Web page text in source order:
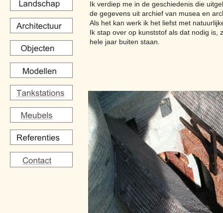
Ik verdiep me in de geschiedenis die
de gegevens uit archief van musea en
Als het kan werk ik het liefst met
Ik stap over op kunststof als dat nodig is,
hele jaar buiten staan.